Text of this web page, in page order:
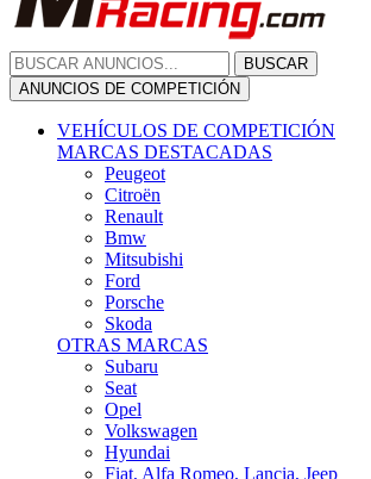
BUSCAR
ANUNCIOS DE COMPETICIÓN
VEHÍCULOS DE COMPETICIÓN
MARCAS DESTACADAS
Peugeot
Citroën
Renault
Bmw
Mitsubishi
Ford
Porsche
Skoda
OTRAS MARCAS
Subaru
Seat
Opel
Volkswagen
Hyundai
Fiat, Alfa Romeo, Lancia, Jeep